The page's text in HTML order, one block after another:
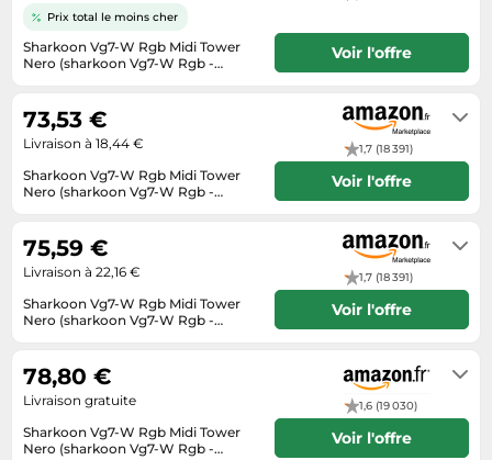
Techniques de mesure
Tondeuses
Tronçonneuses
Tuyaux d'arrosage
Éclairage
Éviers
Jeux électroniques
Lave-linge
Machines à coudre
Montres connectées
Médias
Ordinateurs portables
Photo
Plaques de cuisson
Robots de cuisine
Réfrigérateurs
Smartphones
Vélos
Vélos biking
Équipement outdoor
Sharkoon Vg7-W Rgb Midi Tower
Nero (sharkoon Vg7-W Rgb -
Prix total le moins cher
Voir l'offre
Sharkoon Vg7-W Rgb Midi Tower
Nero (sharkoon Vg7-W Rgb -
1,7 (18 391)
73,53 €
Livraison à 18,44 €
Voir l'offre
Sharkoon Vg7-W Rgb Midi Tower
Nero (sharkoon Vg7-W Rgb -
1,7 (18 391)
75,59 €
Livraison à 22,16 €
Voir l'offre
Sharkoon Vg7-W Rgb Midi Tower
Nero (sharkoon Vg7-W Rgb -
1,6 (19 030)
78,80 €
Livraison gratuite
Voir l'offre